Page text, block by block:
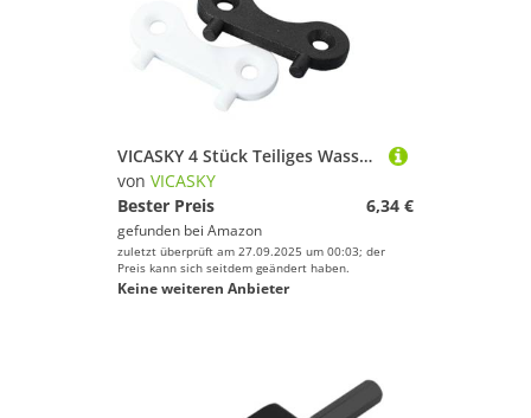
VICASKY 4 Stück Teiliges Wasserbehälter Schlüssel Yacht Ölkanister Deckel Werkzeug für Boot Nylon Ersatz Abdeckplatten für Kraftstofftank Passend für Schiffe und Wohnmobile
von VICASKY
Bester Preis
6,34 €
gefunden bei Amazon
zuletzt überprüft am 27.09.2025 um 00:03; der
Preis kann sich seitdem geändert haben.
Keine weiteren Anbieter